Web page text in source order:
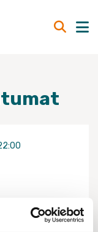
23.4. N.